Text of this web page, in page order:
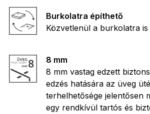
Burkolatra építhető
Közvetlenül a burkolatra
8 mm
8 mm vastag edzett
edzés hatására az üveg
terhelhetősége jelentősen
egy rendkívül tartós és